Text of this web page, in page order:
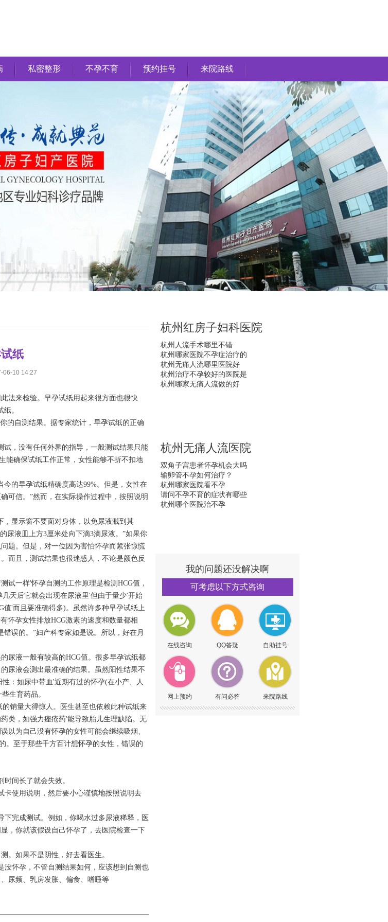
私密整形 不孕不育 预约挂号 来院路线
纸
06-10 14:27
法来检验。早孕试纸用起来很方面也很快
。
的自测结果。据专家统计，早孕试纸的正确
试，没有任何外界的指导，一般测试结果只能
能确保试纸工作正常，女性能够不折不扣地
的早孕试纸精确度高达99%。但是，女性在
可信。”然而，在实际操作过程中，按照说明
，显示窗不要面对身体，以免尿液溅到其
尿液皿上方3厘米处向下滴3滴尿液。”如果你
题。但是，对一位因为害怕怀孕而紧张惊慌
而且，测试结果也很迷惑人，不论是颜色反
试一样'怀孕自测的工作原理是检测HCG值，
天后它就会出现在尿液里'但由于量少'开始
值'而且要准确得多)。虽然许多种早孕试纸上
怀孕女性排放HCG激素的速度和数量都相
误的。”妇产科专家如是说。所以，好在月
尿液一般有较高的HCG值。很多早孕试纸都
尿液会测出最准确的结果。虽然阳性结果不
：如尿中带血'近期有过的怀孕(在小产、人
生育药品。
销量大得惊人。医生甚至也依赖此种试纸来
类，如强力痤疮药'能导致胎儿生理缺陷。无
以为自己没有怀孕的女性可能会继续吸烟、
。至于那些千方百计想怀孕的女性，错误的
间长了就会失效。
卡使用说明，然后要小心谨慎地按照说明去
下完成测试。例如，你喝水过多尿液稀释，医
，你就该假设自己怀孕了，去医院检查一下
。如果不是阴性，好去看医生。
没怀孕，不管自测结果如何，应该想到自测也
尿频、乳房发胀、偏食、嗜睡等
杭州红房子妇科医院
杭州人流手术哪里不错
杭州哪家医院不孕症治疗的
杭州无痛人流哪里医院好
杭州治疗不孕较好的医院是
杭州哪家无痛人流做的好
杭州无痛人流医院
双角子宫患者怀孕机会大吗
输卵管不孕如何治疗？
杭州哪家医院看不孕
请问不孕不育的症状有哪些
杭州哪个医院治不孕
我的问题还没解决啊
可考虑以下方式咨询
在线咨询 QQ答疑 自助挂号
网上预约 有问必答 来院路线